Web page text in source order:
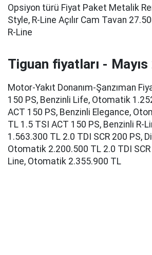
Opsiyon türü Fiyat Paket Metalik
Style, R-Line Açılır Cam Tavan
R-Line
Tiguan fiyatları -
Motor-Yakıt Donanım-Şanzıman
150 PS, Benzinli Life, Otomatik
ACT 150 PS, Benzinli Elegance,
TL 1.5 TSI ACT 150 PS, Benzinli R-
1.563.300 TL 2.0 TDI SCR 200 PS,
Otomatik 2.200.500 TL 2.0 TDI SCR
Line, Otomatik 2.355.900 TL